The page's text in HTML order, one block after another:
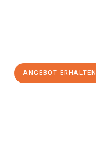
ANGEBOT ERHALTEN